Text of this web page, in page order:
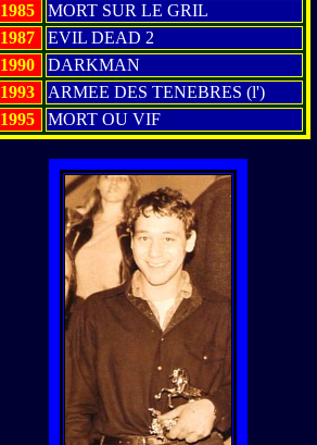
1985
MORT SUR LE GRIL
1987
EVIL DEAD 2
1990
DARKMAN
1993
ARMEE DES TENEBRES (l')
1995
MORT OU VIF